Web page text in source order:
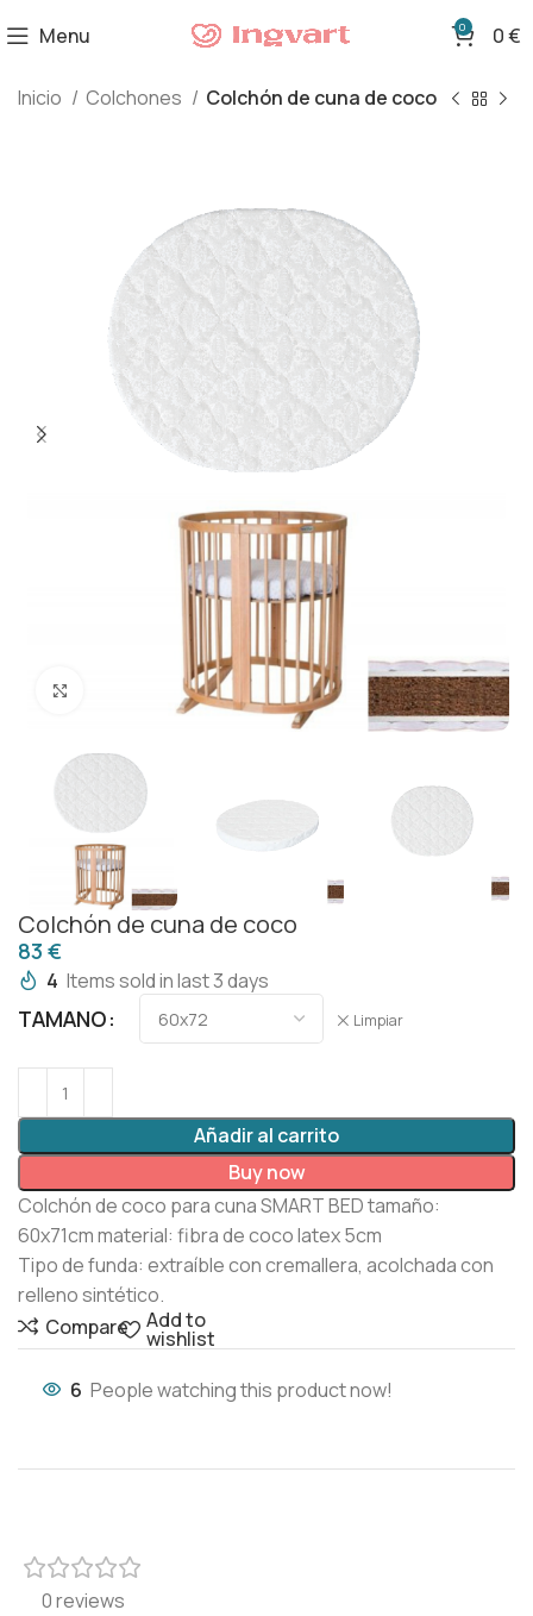
Menu 0 0€
Inicio Colchones Colchón de cuna de coco
Click to enlarge
Colchón de cuna de coco
€
4 Items sold in last 3 days
TAMANO Limpiar
Añadir al carrito
Buy now
Colchón de coco para cuna SMART BED tamaño:
60x71cm material: fibra de coco latex 5cm
Tipo de funda: extraíble con cremallera, acolchada con
relleno sintético.
Compare
Add to
wishlist
6 People watching this product now!
0 reviews